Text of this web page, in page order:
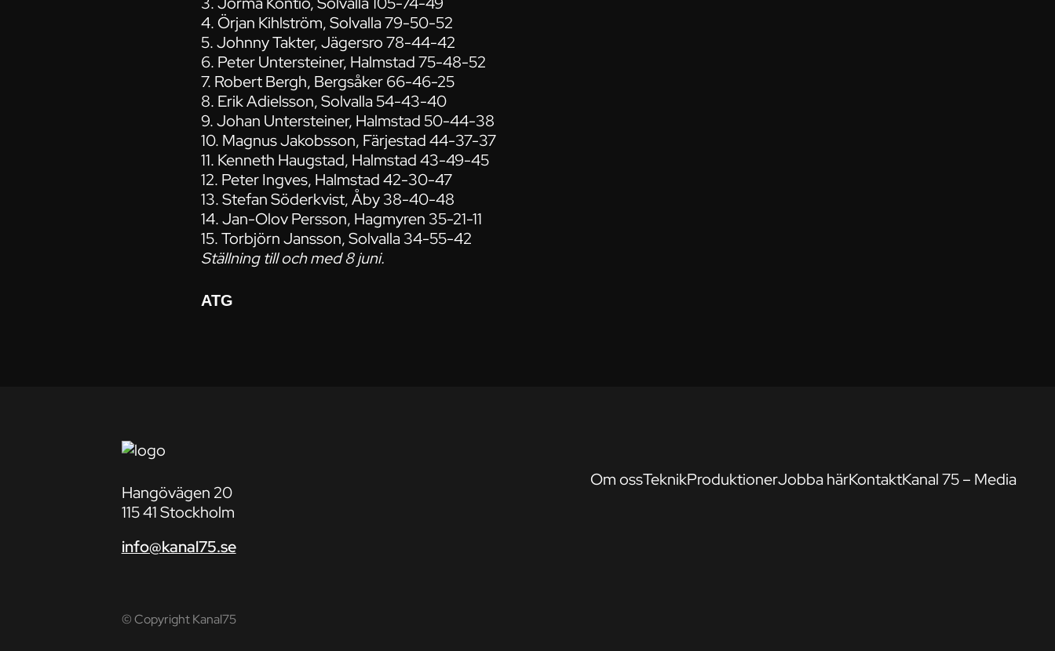
4. Örjan Kihlström, Solvalla 79-50-52
5. Johnny Takter, Jägersro 78-44-42
6. Peter Untersteiner, Halmstad 75-48-52
7. Robert Bergh, Bergsåker 66-46-25
8. Erik Adielsson, Solvalla 54-43-40
9. Johan Untersteiner, Halmstad 50-44-38
10. Magnus Jakobsson, Färjestad 44-37-37
11. Kenneth Haugstad, Halmstad 43-49-45
12. Peter Ingves, Halmstad 42-30-47
13. Stefan Söderkvist, Åby 38-40-48
14. Jan-Olov Persson, Hagmyren 35-21-11
15. Torbjörn Jansson, Solvalla 34-55-42
Ställning till och med 8 juni.
ATG
Hangövägen 20
115 41 Stockholm
info@kanal75.se
Om ossTeknikProduktionerJobba härKontaktKanal 75 – Media
© Copyright Kanal75